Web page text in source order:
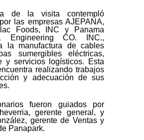
de la visita contempló
las empresas AJEPANA,
Foods, INC y Panama
Engineering CO. INC.,
la manufactura de cables
sumergibles eléctricas,
y servicios logísticos. Esta
realizando trabajos
y adecuación de sus
fueron guiados por
gerente general, y
gerente de Ventas y
Panapark.